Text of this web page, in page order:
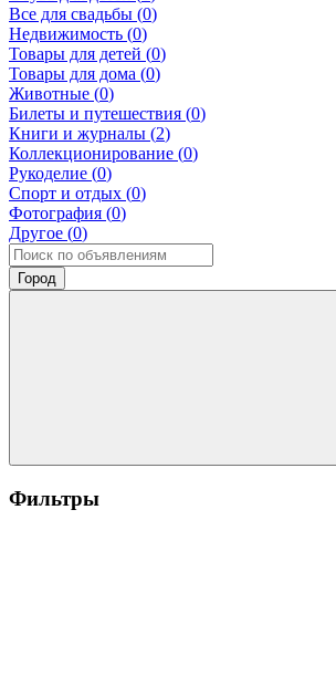
Все для свадьбы (0)
Недвижимость (0)
Товары для детей (0)
Товары для дома (0)
Животные (0)
Билеты и путешествия (0)
Книги и журналы (2)
Коллекционирование (0)
Рукоделие (0)
Спорт и отдых (0)
Фотография (0)
Другое (0)
Город
Фильтры